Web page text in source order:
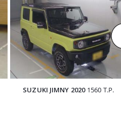
SUZUKI JIMNY 2020 1560 Т.Р.